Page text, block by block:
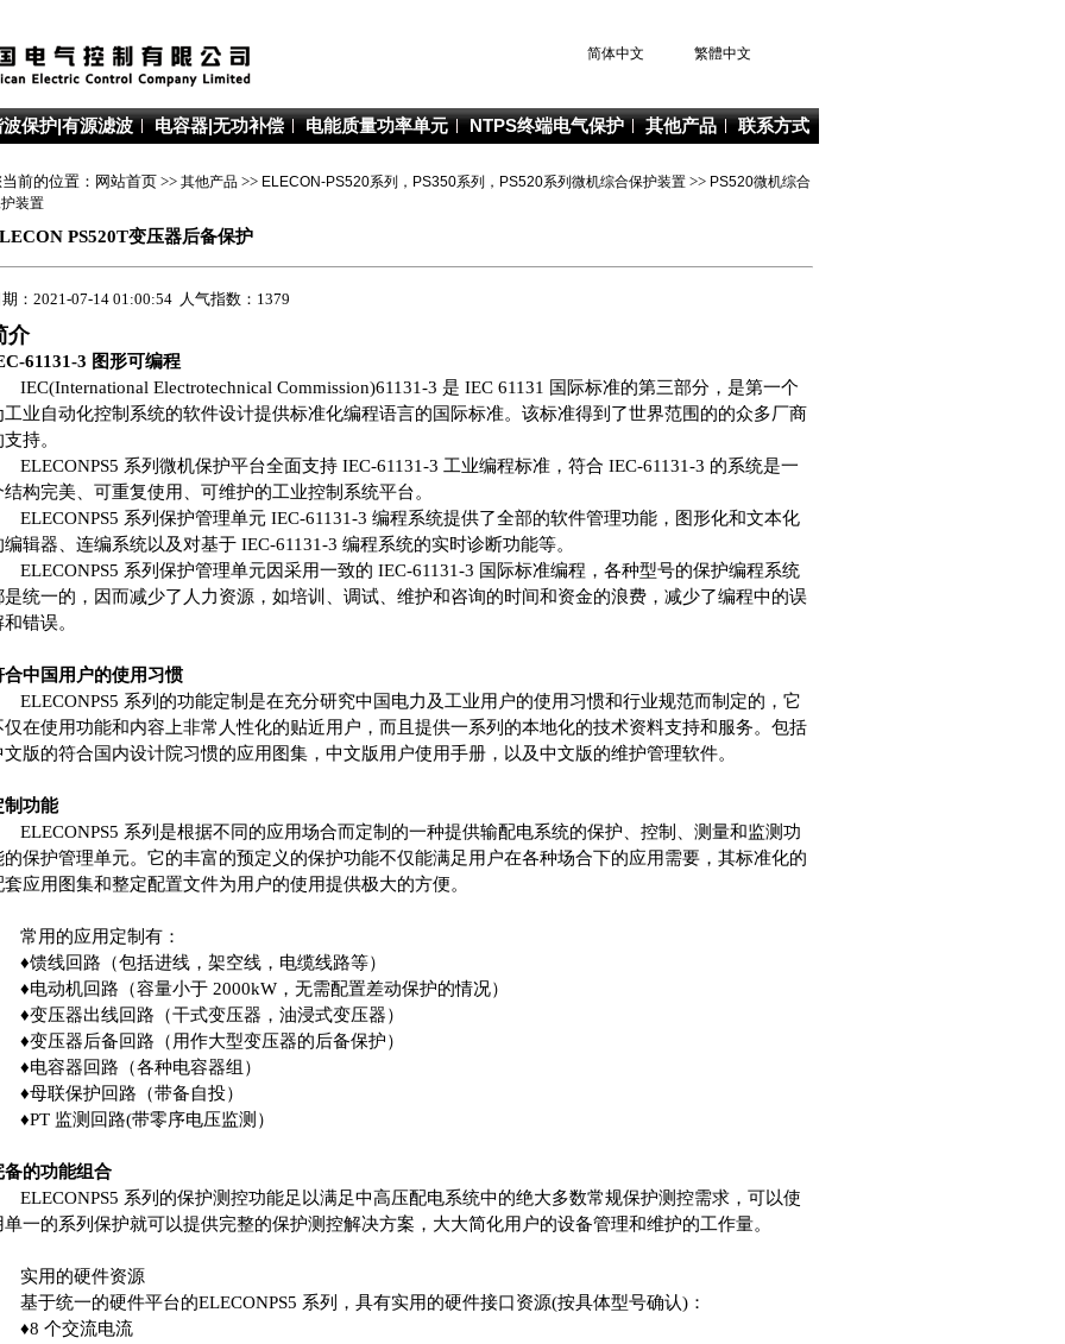
简体中文 繁體中文
波保护|有源滤波 电容器|无功补偿 电能质量功率单元 NTPS终端电气保护 其他产品 联系方式
前的位置：网站首页 >> 其他产品 >> ELECON-PS520系列，PS350系列，PS520系列微机综合保护装置 >> PS520微机综合
装置
PS520T变压器后备保护
期：2021-07-14 01:00:54 人气指数：1379
介
61131-3 图形可编程
Electrotechnical Commission)61131-3 是 IEC 61131 国际标准的第三部分，是第一个
工业自动化控制系统的软件设计提供标准化编程语言的国际标准。该标准得到了世界范围的的众多厂商
支持。
系列微机保护平台全面支持 IEC-61131-3 工业编程标准，符合 IEC-61131-3 的系统是一
结构完美、可重复使用、可维护的工业控制系统平台。
系列保护管理单元 IEC-61131-3 编程系统提供了全部的软件管理功能，图形化和文本化
编辑器、连编系统以及对基于 IEC-61131-3 编程系统的实时诊断功能等。
系列保护管理单元因采用一致的 IEC-61131-3 国际标准编程，各种型号的保护编程系统
是统一的，因而减少了人力资源，如培训、调试、维护和咨询的时间和资金的浪费，减少了编程中的误
错误。
合中国用户的使用习惯
系列的功能定制是在充分研究中国电力及工业用户的使用习惯和行业规范而制定的，它
仅在使用功能和内容上非常人性化的贴近用户，而且提供一系列的本地化的技术资料支持和服务。包括
文版的符合国内设计院习惯的应用图集，中文版用户使用手册，以及中文版的维护管理软件。
制功能
系列是根据不同的应用场合而定制的一种提供输配电系统的保护、控制、测量和监测功
的保护管理单元。它的丰富的预定义的保护功能不仅能满足用户在各种场合下的应用需要，其标准化的
套应用图集和整定配置文件为用户的使用提供极大的方便。
常用的应用定制有：
♦馈线回路（包括进线，架空线，电缆线路等）
♦电动机回路（容量小于 2000kW，无需配置差动保护的情况）
♦变压器出线回路（干式变压器，油浸式变压器）
♦变压器后备回路（用作大型变压器的后备保护）
♦电容器回路（各种电容器组）
♦母联保护回路（带备自投）
♦PT 监测回路(带零序电压监测）
备的功能组合
系列的保护测控功能足以满足中高压配电系统中的绝大多数常规保护测控需求，可以使
单一的系列保护就可以提供完整的保护测控解决方案，大大简化用户的设备管理和维护的工作量。
用的硬件资源
于统一的硬件平台的ELECONPS5 系列，具有实用的硬件接口资源(按具体型号确认)：
8 个交流电流